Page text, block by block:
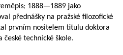
1888—1889 jako
přednášky na pražské filozofické
prvním nositelem titulu doktora
technické škole.